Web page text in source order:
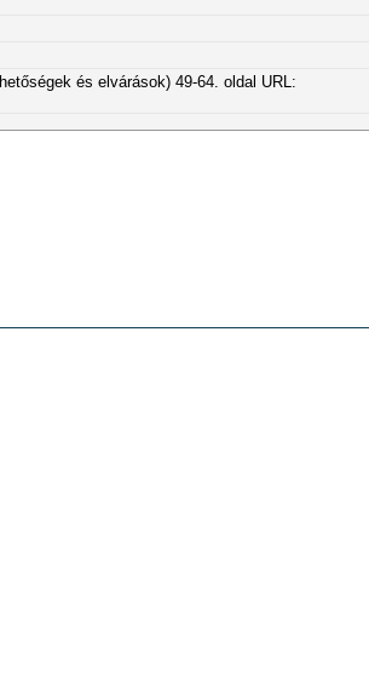
és elvárások) 49-64. oldal URL: